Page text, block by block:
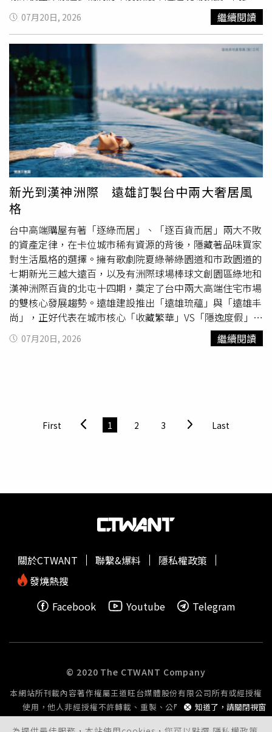
充滿精神的好體質，每天飯後都會花一小時陪伴母親聊天，
還在社群分享與媽媽相處的溫馨日常，耍了一手超瞎魔術來
整老媽媽，媽媽很捧場中計，事後他還緊握媽媽的手喊：
「這是我人生第一次騙妳。」畫面十分可愛。
鎖周邊道路實施交通管制，避免民眾誤闖火場影響救災。消
防人員到場後迅速架設水線，並使用泡沫灌救，以有效壓制
續向鄰近建築延燒。救災過程中，消防人員得知四樓仍有兩
名民眾受困，立即穿戴完整救災裝備深入濃煙密布的建築內
展開搜救。經過一番搜索後，成功在四樓找到受困民眾，並
安全引導兩人撤離火場。所幸兩人皆意識清楚、沒有明顯外
傷，也無需送醫治療，整起事件未造成人員傷亡，讓在場民
眾都鬆了一口氣。消防局表示，火勢約於30分鐘內獲得控
制，後續仍持續進行殘火處理及現場勘查。至於這起火警是
否真的是電動車鋰電池故障、充電設備異常，或其他因素引
發爆炸起火，目前仍有待火災調查人員進一步鑑識釐清。相
關單位也將同步調查建築物及受波及車輛的財物損失情形。
07月20日, 2026 繼續閱讀
新光到漢神洲際 遠雄訂製台中兩大奢居風
格
台中高端購屋有著「逐綠而居」、「逐百貨而居」兩大不敗
的資產定律，在卡位城市稀有資源的背後，隱藏著品味買家
對生活風格的選擇。擁有歌劇院夏綠蒂綠園道和市政園道的
七期新光三越大遠百，以及有洲際球場棒球文創園區綠地和
漢神洲際百貨的北屯十四期，奠定了台中兩大高端住宅市場
的雙核心發展趨勢。遠雄建設推出「遠雄琉蘊」與「遠雄丰
尚」，正好代表在城市核心「收藏繁華」VS「隱逸度假」兩
種截然不同卻同樣受高資產族群青睞的奢居風格提案。地產
專家觀察指出，北屯十四期在綠覆空間規劃上比著重政商機
置地廣場崇德館與2030年台中巨蛋建設題材加持。「遠雄
丰尚」建築模型。（圖片提供／遠雄丰尚）距離漢神洲際百
零店面純住的低建蔽率社區。建築臨路退縮30米，形塑難得
挑高6米時尚迎賓會客沙龍、二樓打造9米挑高複層式露臺公
設會館，透過逾千坪景觀花園與無邊際泳池，在城市核心營
常即度假」的生活風格中，讓「度假慢活派」的品味買家情
有獨鍾。七期指標案「遠雄琉蘊」步行約5分鐘可達新光三
美食、秋紅谷和夏綠地園道綠地，與台中歌劇院等都會繁華
光百貨與周邊精品商圈、歌劇院藝文展演、秋紅谷綠地休閒
與市政中心商務機能，享受七期多年累積的市政、商業、精
品、藝文綠意資源，空中泳池會所營造的社交生活氣氛，與
七期台版曼哈頓的天際線視野，吸引「城市繁華派」的高端
客出手。市場觀察指出，高端住宅市場已從單一價值邁向多
07月20日, 2026 繼續閱讀
First 1 2 3 Last
知道了，請關閉視窗
關於CTWANT 聯繫&爆料
隱私權政策
發燒熱搜
Facebook
Youtube Telegram
© 2020 The CTWANT Company
本網站所刊載內容著作權屬王道旺台媒體股份有限公司所有或經授權
使用，他人非經授權不許轉載、重製、公開播送或公開傳輸。